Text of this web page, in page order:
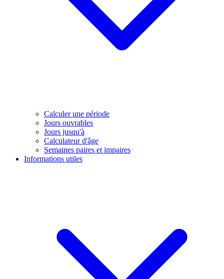
Calculer une période
Jours ouvrables
Jours jusqu'à
Calculateur d'âge
Semaines paires et impaires
Informations utiles